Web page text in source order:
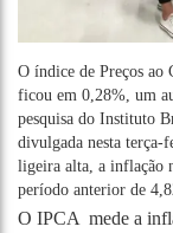
O índice de Preços
ficou em 0,28%, um
pesquisa do Instituto
divulgada nesta
ligeira alta, a inflação
período anterior de
O IPCA mede a